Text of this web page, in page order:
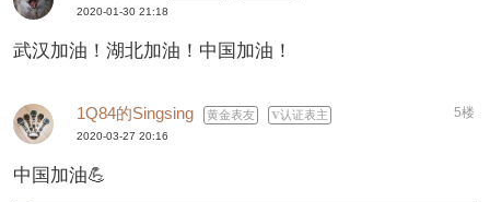
2020-01-30 21:18
武汉加油！湖北加油！中国加油！
1Q84的Singsing 黄金表友 认证表主 5楼
2020-03-27 20:16
中国加油💪